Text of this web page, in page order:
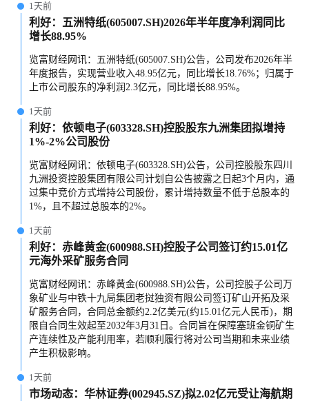
1天前
利好：五洲特纸(605007.SH)2026年半年度净利润同比
增长88.95%
览富财经网讯：五洲特纸(605007.SH)公告，公司发布2026年半
年度报告，实现营业收入48.95亿元，同比增长18.76%；归属于
上市公司股东的净利润2.3亿元，同比增长88.95%。
1天前
利好：依顿电子(603328.SH)控股股东九洲集团拟增持
1%-2%公司股份
览富财经网讯：依顿电子(603328.SH)公告，公司控股股东四川
九洲投资控股集团有限公司计划自公告披露之日起3个月内，通
过集中竞价方式增持公司股份，累计增持数量不低于总股本的
1%，且不超过总股本的2%。
1天前
利好：赤峰黄金(600988.SH)控股子公司签订约15.01亿
元海外采矿服务合同
览富财经网讯：赤峰黄金(600988.SH)公告，公司控股子公司万
象矿业与中铁十九局集团老挝独资有限公司签订矿山开拓及采
矿服务合同，合同总金额约2.2亿美元(约15.01亿元人民币)，期
限自合同生效起至2032年3月31日。合同旨在保障塞班金铜矿生
产连续性及产能利用率，若顺利履行将对公司当期和未来业绩
产生积极影响。
1天前
市场动态：华林证券(002945.SZ)拟2.02亿元受让海航期